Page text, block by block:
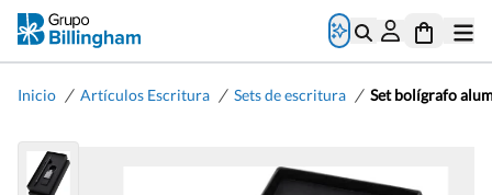
Inicio / Artículos Escritura / Sets de escritura / Set bolígrafo